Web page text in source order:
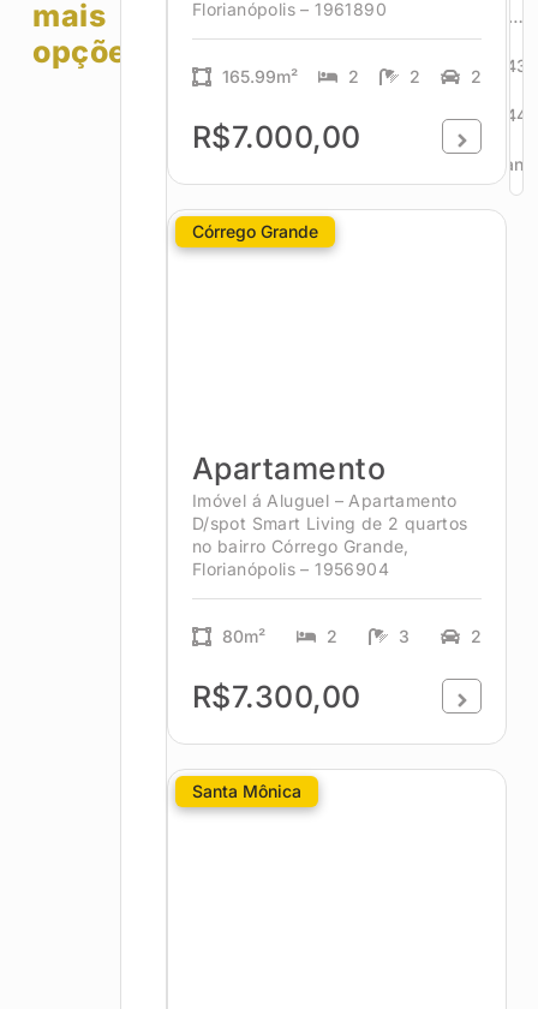
mais
opções!
Florianópolis – 1961890
165.99m² 2 2 2
R$7.000,00
Córrego Grande
Apartamento
Imóvel á Aluguel – Apartamento
D/spot Smart Living de 2 quartos
no bairro Córrego Grande,
Florianópolis – 1956904
80m² 2 3 2
R$7.300,00
Santa Mônica
…
43
44